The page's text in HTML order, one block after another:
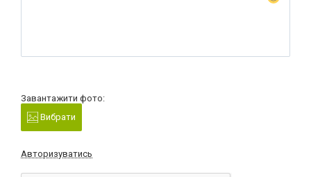
Завантажити фото:
Вибрати
Авторизуватись